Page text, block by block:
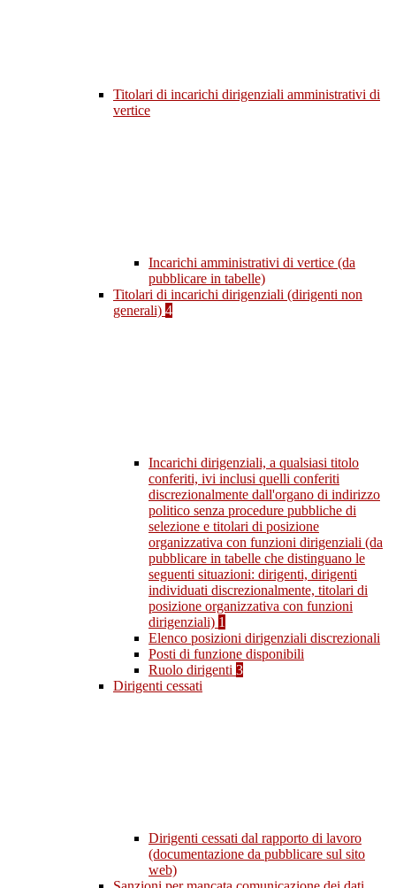
Titolari di incarichi dirigenziali amministrativi di
vertice
Incarichi amministrativi di vertice (da
pubblicare in tabelle)
Titolari di incarichi dirigenziali (dirigenti non
generali) 4
Incarichi dirigenziali, a qualsiasi titolo
conferiti, ivi inclusi quelli conferiti
discrezionalmente dall'organo di indirizzo
politico senza procedure pubbliche di
selezione e titolari di posizione
organizzativa con funzioni dirigenziali (da
pubblicare in tabelle che distinguano le
seguenti situazioni: dirigenti, dirigenti
individuati discrezionalmente, titolari di
posizione organizzativa con funzioni
dirigenziali) 1
Elenco posizioni dirigenziali discrezionali
Posti di funzione disponibili
Ruolo dirigenti 3
Dirigenti cessati
Dirigenti cessati dal rapporto di lavoro
(documentazione da pubblicare sul sito
web)